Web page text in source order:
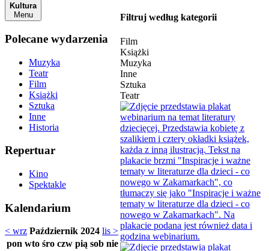
Kultura
Menu
Polecane wydarzenia
Muzyka
Teatr
Film
Książki
Sztuka
Inne
Historia
Repertuar
Kino
Spektakle
Kalendarium
< wrz Październik 2024 lis >
pon wto śro czw pią sob nie
Filtruj według kategorii
Film
Książki
Muzyka
Inne
Sztuka
Teatr